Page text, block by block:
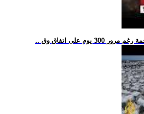
يوم على اتفاق وق